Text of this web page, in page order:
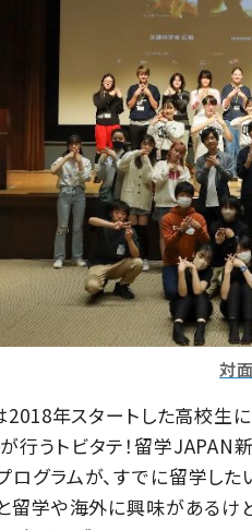
対
年スタートした高校生
行うトビタテ！留学JAPAN
ログラムが、すでに留学し
と留学や海外に興味がある